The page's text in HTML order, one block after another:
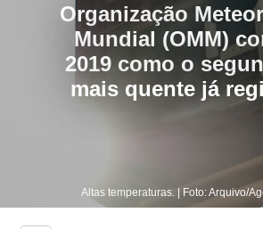
Organização
Mundial (OMM)
2019 como o
mais quente já
Altas temperaturas. | Foto: Arquivo/